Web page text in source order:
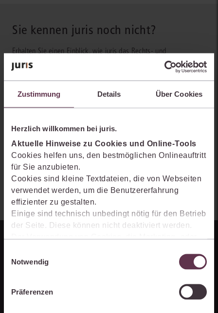
Zustimmung Details Über Cookies
Herzlich willkommen bei juris.
Aktuelle Hinweise zu Cookies und Online-Tools
Cookies helfen uns, den bestmöglichen Onlineauftritt
für Sie anzubieten.
Cookies sind kleine Textdateien, die von Webseiten
verwendet werden, um die Benutzererfahrung
effizienter zu gestalten.
Einige sind technisch unbedingt nötig für den Betrieb
der Seite. Diese können nicht deaktiviert werden.
Der Verwendung von Cookies, die Marketing- oder
Produkte zu optimieren, können Sie zustimmen,
indem Sie auf „Alles akzeptieren“ klicken. Mit Ihrer
einverstanden, dass die mittels der Cookies
Notwendig
Präferenzen
Sie kennen juris noch nicht?
Erhalten Sie einen Einblick, wie juris das Rechts- und
Praxiswissensmanagement der Zukunft gestaltet, welche
Möglichkeiten Ihnen das juris Portal bietet und wie mit juris Ihre
Arbeitsprozesse einfacher und effizienter werden.